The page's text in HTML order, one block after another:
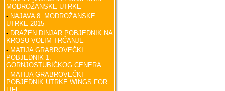
MODROŽANSKE UTRKE
- NAJAVA 8. MODROŽANSKE
UTRKE 2015
- DRAŽEN DINJAR POBJEDNIK NA
KROSU VOLIM TRČANJE
- MATIJA GRABROVEČKI
POBJEDNIK 1.
GORNJOSTUBIČKOG CENERA
- MATIJA GRABROVEČKI
POBJEDNIK UTRKE WINGS FOR